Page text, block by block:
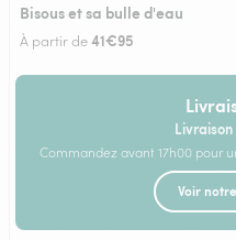
Bisous et sa bulle d'eau
À partir de41€95
Commandez avant 17h00 pour
Voir